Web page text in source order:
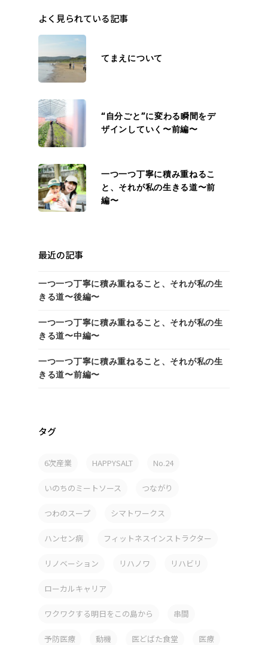
よく見られている記事
てまえについて
“自分ごと”に変わる瞬間をデ
ザインしていく〜前編〜
一つ一つ丁寧に積み重ねるこ
と、それが私の生きる道〜前
編〜
最近の記事
一つ一つ丁寧に積み重ねること、それが私の生
きる道〜後編〜
一つ一つ丁寧に積み重ねること、それが私の生
きる道〜中編〜
一つ一つ丁寧に積み重ねること、それが私の生
きる道〜前編〜
タグ
6次産業 HAPPYSALT No.24
いのちのミートソース つながり
つわのスープ シマトワークス
ハンセン病 フィットネスインストラクター
リノベーション リハノワ リハビリ
ローカルキャリア
ワクワクする明日をこの島から 串間
予防医療 動機 医どばた食堂 医療